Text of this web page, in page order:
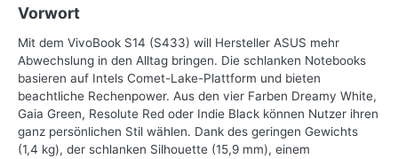
Vorwort
Mit dem VivoBook S14 (S433) will Hersteller ASUS mehr
Abwechslung in den Alltag bringen. Die schlanken Notebooks
basieren auf Intels Comet-Lake-Plattform und bieten
beachtliche Rechenpower. Aus den vier Farben Dreamy White,
Gaia Green, Resolute Red oder Indie Black können Nutzer ihren
ganz persönlichen Stil wählen. Dank des geringen Gewichts
(1,4 kg), der schlanken Silhouette (15,9 mm), einem